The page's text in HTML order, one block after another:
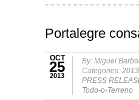
Portalegre
OCT
25
2013
By: Miguel
Categories: 2013
PRESS
Todo-o-Terreno